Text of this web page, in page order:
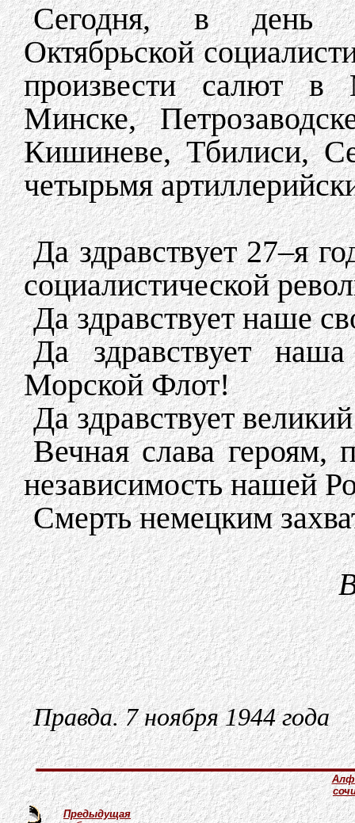
Сегодня, в день
Октябрьской
произвести салют в
Минске,
Кишиневе, Тбилиси,
четырьмя
Да здравствует 27–я
социалистической
Да здравствует наше
Да здравствует
Морской Флот!
Да здравствует
Вечная слава героям,
независимость нашей
Смерть немецким
Правда. 7 ноября 1944 года
Предыдущая